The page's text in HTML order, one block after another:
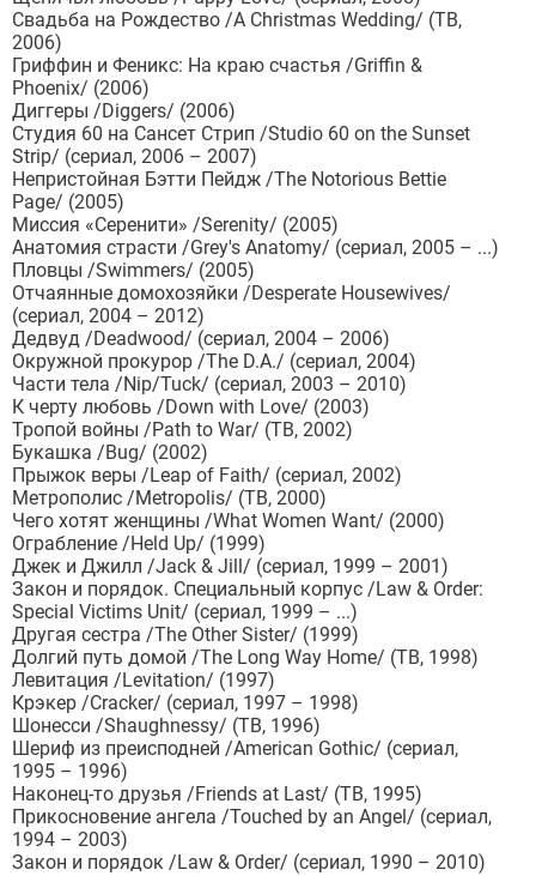
Свадьба на Рождество /A Christmas Wedding/ (ТВ,
2006)
Гриффин и Феникс: На краю счастья /Griffin &
Phoenix/ (2006)
Диггеры /Diggers/ (2006)
Студия 60 на Сансет Стрип /Studio 60 on the Sunset
Strip/ (сериал, 2006 – 2007)
Непристойная Бэтти Пейдж /The Notorious Bettie
Page/ (2005)
Миссия «Серенити» /Serenity/ (2005)
Анатомия страсти /Grey's Anatomy/ (сериал, 2005 – ...)
Пловцы /Swimmers/ (2005)
Отчаянные домохозяйки /Desperate Housewives/
(сериал, 2004 – 2012)
Дедвуд /Deadwood/ (сериал, 2004 – 2006)
Окружной прокурор /The D.A./ (сериал, 2004)
Части тела /Nip/Tuck/ (сериал, 2003 – 2010)
К черту любовь /Down with Love/ (2003)
Тропой войны /Path to War/ (ТВ, 2002)
Букашка /Bug/ (2002)
Прыжок веры /Leap of Faith/ (сериал, 2002)
Метрополис /Metropolis/ (ТВ, 2000)
Чего хотят женщины /What Women Want/ (2000)
Ограбление /Held Up/ (1999)
Джек и Джилл /Jack & Jill/ (сериал, 1999 – 2001)
Закон и порядок. Специальный корпус /Law & Order:
Special Victims Unit/ (сериал, 1999 – ...)
Другая сестра /The Other Sister/ (1999)
Долгий путь домой /The Long Way Home/ (ТВ, 1998)
Левитация /Levitation/ (1997)
Крэкер /Cracker/ (сериал, 1997 – 1998)
Шонесси /Shaughnessy/ (ТВ, 1996)
Шериф из преисподней /American Gothic/ (сериал,
1995 – 1996)
Наконец-то друзья /Friends at Last/ (ТВ, 1995)
Прикосновение ангела /Touched by an Angel/ (сериал,
1994 – 2003)
Закон и порядок /Law & Order/ (сериал, 1990 – 2010)